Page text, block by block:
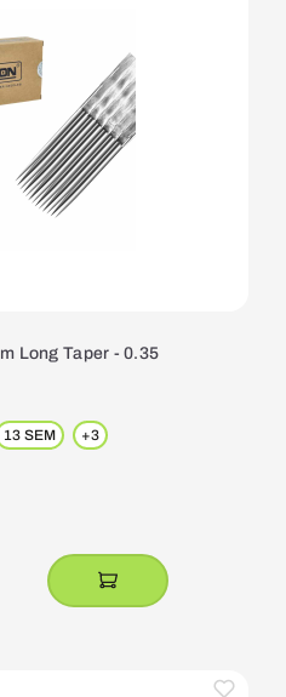
Long Taper - 0.35
13 SEM +3